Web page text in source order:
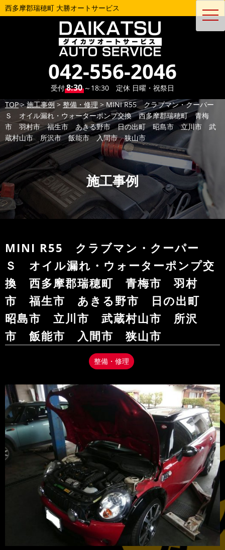
西多摩郡瑞穂町 大勝オートサービス
042-556-2046
受付8:30 ～18:30 定休 日曜・祝祭日
TOP>施工事例> 整備・修理 >MINI R55 クラブマン・クーパー
Ｓ オイル漏れ・ウォーターポンプ交換 西多摩郡瑞穂町 青梅
市 羽村市 福生市 あきる野市 日の出町 昭島市 立川市 武
蔵村山市 所沢市 飯能市 入間市 狭山市
施工事例
MINI R55 クラブマン・クーパー
Ｓ オイル漏れ・ウォーターポンプ交
換 西多摩郡瑞穂町 青梅市 羽村
市 福生市 あきる野市 日の出町
昭島市 立川市 武蔵村山市 所沢
市 飯能市 入間市 狭山市
整備・修理